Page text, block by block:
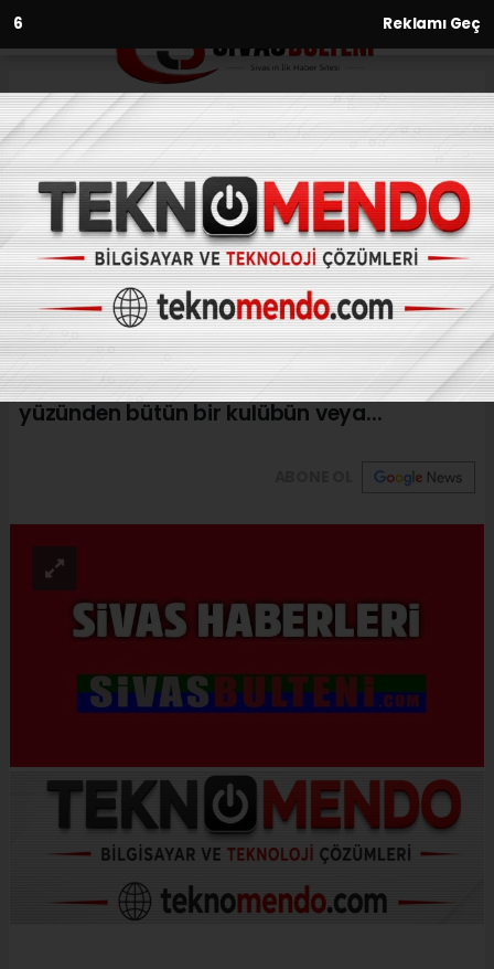
5 Reklamı Geç
Anasayfa
Özel Güvenlik Personeline
Emniyette Eğitim Verildi
26.08.2017 - 14:38, Güncelleme: 26.08.2017 - 14:38
ESKİŞEHİR (AA) - Eskişehir Emniyet Müdürü
Engin Dinç, hukuk dışı veya spora
yakışmayan hareketler yapan seyirci
yüzünden bütün bir kulübün veya...